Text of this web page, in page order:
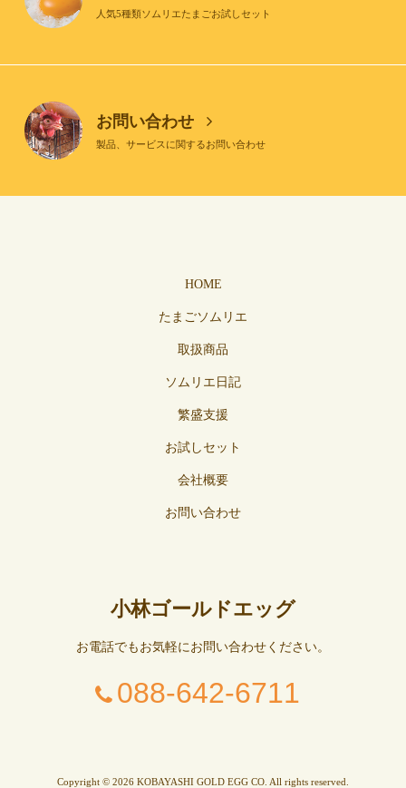
人気5種類ソムリエたまごお試しセット
お問い合わせ
製品、サービスに関するお問い合わせ
HOME
たまごソムリエ
取扱商品
ソムリエ日記
繁盛支援
お試しセット
会社概要
お問い合わせ
小林ゴールドエッグ
お電話でもお気軽にお問い合わせください。
088-642-6711
Copyright © 2026 KOBAYASHI GOLD EGG CO. All rights reserved.